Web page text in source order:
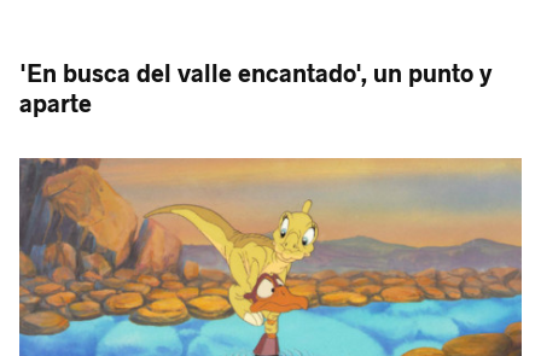
'En busca del valle encantado', un punto y
aparte